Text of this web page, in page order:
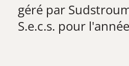
géré par
S.e.c.s. pour